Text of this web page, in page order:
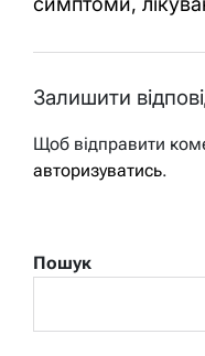
Залишити
Щоб відправити
авторизуватись.
Пошук